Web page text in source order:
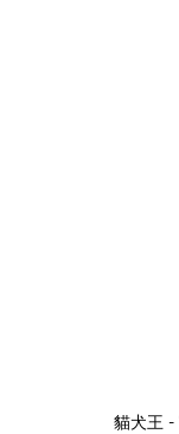
貓犬王